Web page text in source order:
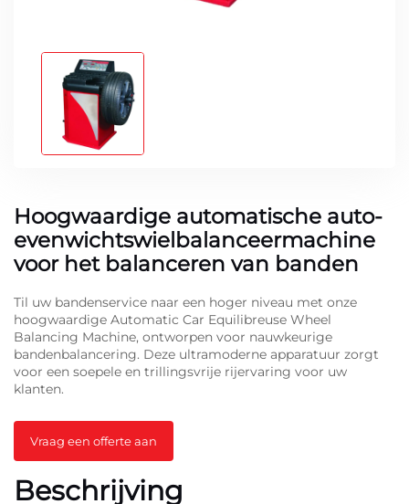
Hoogwaardige automatische auto-
evenwichtswielbalanceermachine
voor het balanceren van banden
Til uw bandenservice naar een hoger niveau met onze
hoogwaardige Automatic Car Equilibreuse Wheel
Balancing Machine, ontworpen voor nauwkeurige
bandenbalancering. Deze ultramoderne apparatuur zorgt
voor een soepele en trillingsvrije rijervaring voor uw
klanten.
Vraag een offerte aan
Beschrijving